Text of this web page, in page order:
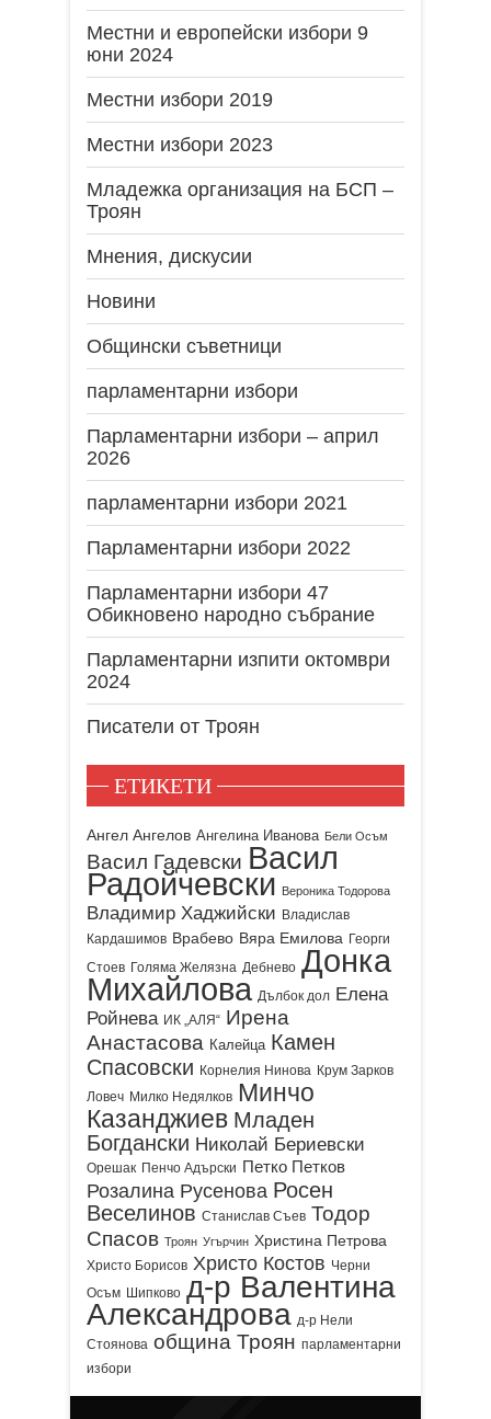
Местни и европейски избори 9
юни 2024
Местни избори 2019
Местни избори 2023
Младежка организация на БСП –
Троян
Мнения, дискусии
Новини
Общински съветници
парламентарни избори
Парламентарни избори – април
2026
парламентарни избори 2021
Парламентарни избори 2022
Парламентарни избори 47
Обикновено народно събрание
Парламентарни изпити октомври
2024
Писатели от Троян
ЕТИКЕТИ
Ангел Ангелов Ангелина Иванова Бели Осъм
Васил Гадевски Васил
Радойчевски Вероника Тодорова
Владимир Хаджийски Владислав
Кардашимов Врабево Вяра Емилова Георги
Стоев Голяма Желязна Дебнево Донка
Михайлова Дълбок дол Елена
Ройнева ИК „АЛЯ“ Ирена
Анастасова Калейца Камен
Спасовски Корнелия Нинова Крум Зарков
Ловеч Милко Недялков Минчо
Казанджиев Младен
Богдански Николай Бериевски
Орешак Пенчо Адърски Петко Петков
Розалина Русенова Росен
Веселинов Станислав Съев Тодор
Спасов Троян Угърчин Христина Петрова
Христо Борисов Христо Костов Черни
Осъм
Шипково д-р Валентина
Александрова д-р Нели
Стоянова община Троян парламентарни
избори